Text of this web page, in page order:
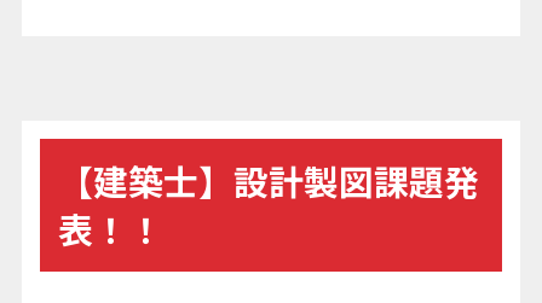
【建築士】設計製図課題発
表！！